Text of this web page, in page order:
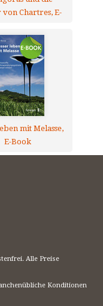
von Chartres, E-
mit Melasse,
E-Book
Alle Preise
Konditionen